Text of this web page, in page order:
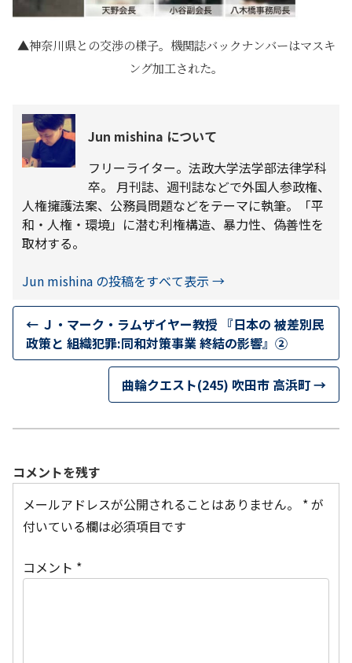
神奈川県との交渉の様子。機関誌バックナンバーはマスキ
ング加工された。
Jun mishina について
フリーライター。法政大学法学部法律学科
卒。 月刊誌、週刊誌などで外国人参政権、
人権擁護法案、公務員問題などをテーマに執筆。「平
和・人権・環境」に潜む利権構造、暴力性、偽善性を
取材する。
Jun mishina の投稿をすべて表示 →
← Ｊ・マーク・ラムザイヤー教授 『日本の 被差別民
政策と 組織犯罪:同和対策事業 終結の影響』②
曲輪クエスト(245) 吹田市 高浜町→
コメントを残す
メールアドレスが公開されることはありません。
*が
付いている欄は必須項目です
コメント *